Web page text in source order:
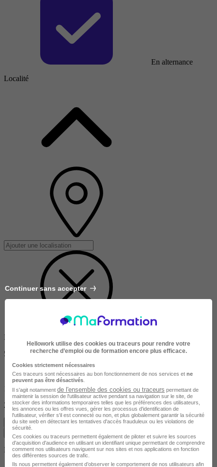
En alternance
Localité
Dans un rayon de
50km
10km
200km
Effacer
Durée de la formation
Continuer sans accepter
Hellowork utilise des cookies ou traceurs pour rendre votre
recherche d’emploi ou de formation encore plus efficace.
Cookies strictement nécessaires
Ces traceurs sont nécessaires au bon fonctionnement de nos services et ne
peuvent pas être désactivés
Il s'agit notamment de l'ensemble des cookies ou traceurs permettant de
maintenir la session de l'utilisateur active pendant sa navigation sur le site, de
stocker des informations temporaires telles que les préférences des utilisateurs,
les annonces ou les offres vues, gérer les processus d'identification de
l'utilisateur, vérifier s'il est connecté ou non, et plus globalement garantir la sécurité
du site web en détectant les tentatives d'accès frauduleux ou les violations de
sécurité.
Ces cookies ou traceurs permettent également de piloter et suivre les sources
d'acquisition d'audience en utilisant un identifiant unique permettant de comprendre
comment nos utilisateurs naviguent sur nos sites et nos applications en fonction
des différentes sources de trafic.
Ils nous permettent également d’observer le comportement de nos utilisateurs afin